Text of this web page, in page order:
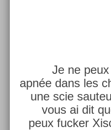
Je ne
apnée dans les
une scie
vous ai dit
peux fuck­er